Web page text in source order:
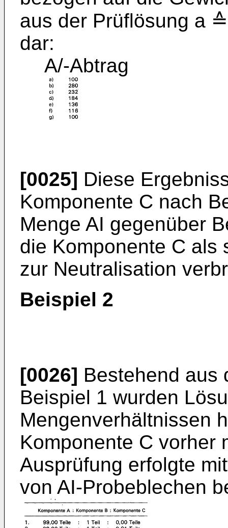
aus der Prüflösung a
dar:
A/-Abtrag
[0025] Diese
Komponente C nach
Menge AI gegenüber
die Komponente C als
zur Neutralisation
Beispiel 2
[0026] Bestehend aus
Beispiel 1 wurden
Mengenverhältnissen
Komponente C vorher
Ausprüfung erfolgte
von AI-Probeblechen